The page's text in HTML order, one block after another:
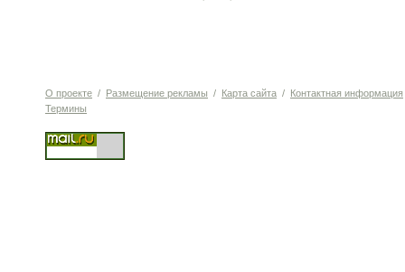
О проекте / Размещение рекламы / Карта сайта / Контактная информация
Термины